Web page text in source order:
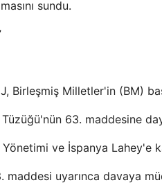
sundu.
Milletler'in (BM)
63. maddesine
ve İspanya Lahey'e
uyarınca davaya